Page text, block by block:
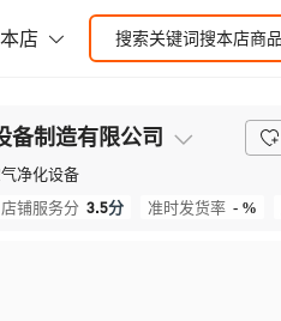
备制造有限公司
净化设备
店铺服务分 3.5分 准时发货率 - %